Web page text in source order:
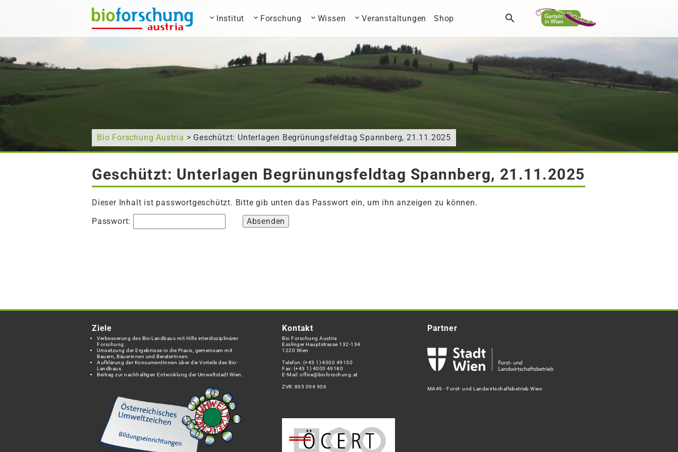
Wonach suchen Sie? Institut Forschung Wissen Veranstaltungen Shop
Bio Forschung Austria > Geschützt: Unterlagen Begrünungsfeldtag Spannberg, 21.11.2025
Geschützt: Unterlagen Begrünungsfeldtag Spannberg, 21.11.2025
Dieser Inhalt ist passwortgeschützt. Bitte gib unten das Passwort ein, um ihn anzeigen zu können.
Passwort:
Ziele
Verbesserung des Bio-Landbaus mit Hilfe interdisziplinärer
Forschung.
Umsetzung der Ergebnisse in die Praxis, gemeinsam mit
Bauern, Bäuerinnen und BeraterInnen.
Aufklärung der KonsumentInnen über die Vorteile des Bio-
Landbaus.
Beitrag zur nachhaltigen Entwicklung der Umweltstadt Wien.
Kontakt
Bio Forschung Austria
Esslinger Hauptstrasse 132-134
1220 Wien
Telefon: (+43 1) 4000 49150
Fax: (+43 1) 4000 49180
E-Mail:office@bioforschung.at
ZVR: 895 094 906
Partner
MA49 - Forst- und Landwirtschaftsbetrieb Wien